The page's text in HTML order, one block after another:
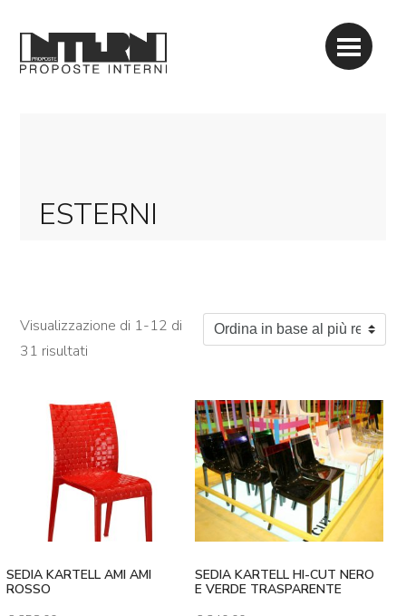
ESTERNI
Visualizzazione di 1-12 di
31 risultati Ordina in base al più recente
SEDIA KARTELL AMI AMI
ROSSO
SEDIA KARTELL HI-CUT NERO
E VERDE TRASPARENTE